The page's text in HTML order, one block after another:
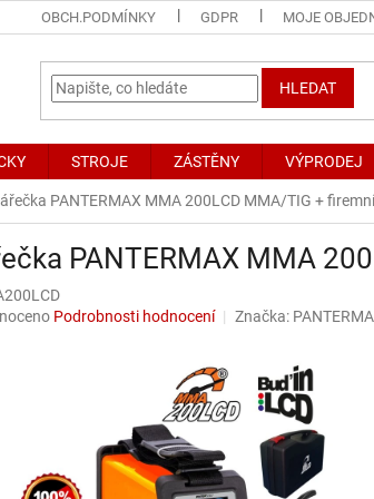
OBCH.PODMÍNKY GDPR MOJE
HLEDAT
STROJE ZÁSTĚNY VÝPRODEJ
PANTERMAX MMA 200LCD MMA/TIG +
PANTERMAX MMA
Podrobnosti hodnocení Značka: